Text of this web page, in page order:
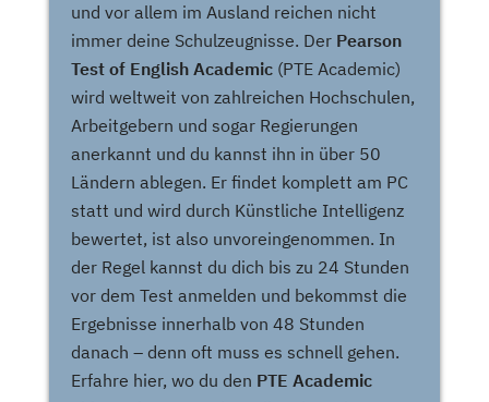
und vor allem im Ausland reichen nicht
immer deine Schulzeugnisse. Der Pearson
Test of English Academic (PTE Academic)
wird weltweit von zahlreichen Hochschulen,
Arbeitgebern und sogar Regierungen
anerkannt und du kannst ihn in über 50
Ländern ablegen. Er findet komplett am PC
statt und wird durch Künstliche Intelligenz
bewertet, ist also unvoreingenommen. In
der Regel kannst du dich bis zu 24 Stunden
vor dem Test anmelden und bekommst die
Ergebnisse innerhalb von 48 Stunden
danach – denn oft muss es schnell gehen.
Erfahre hier, wo du den PTE Academic